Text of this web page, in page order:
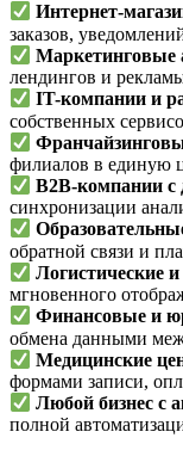
Интернет-
заказов,
Маркетинговые
лендингов и
IT-компании и
собственных
филиалов в единую
B2B-компании
синхронизации
обратной связи и
Логистические
мгновенного
Финансовые и
обмена данными
Медицинские
формами записи,
Любой бизнес с
полной